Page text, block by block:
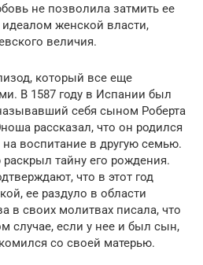
не позволила затмить ее
идеалом женской власти,
величия.
который все еще
В 1587 году в Испании был
себя сыном Роберта
рассказал, что он родился
на воспитание в другую семью.
тайну его рождения.
что в этот год
ее раздуло в области
в своих молитвах писала, что
случае, если у нее и был сын,
со своей матерью.